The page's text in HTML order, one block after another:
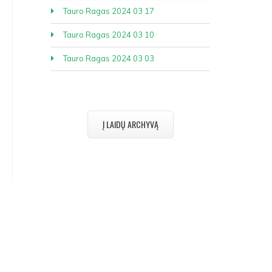
Tauro Ragas 2024 03 17
Tauro Ragas 2024 03 10
Tauro Ragas 2024 03 03
Į LAIDŲ ARCHYVĄ